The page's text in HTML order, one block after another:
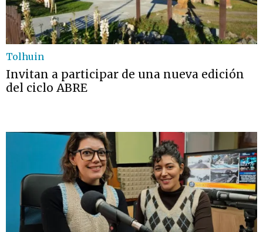
Tolhuin
Invitan a participar de una nueva edición
del ciclo ABRE